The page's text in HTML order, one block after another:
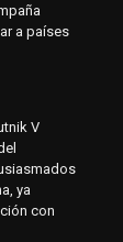
a países
V
ya
con